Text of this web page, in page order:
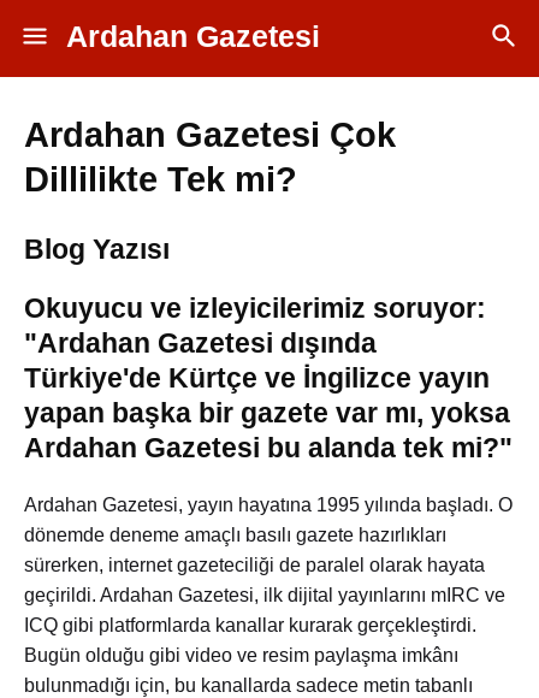
Ardahan Gazetesi
Ardahan Gazetesi Çok
Dillilikte Tek mi?
Blog Yazısı
Okuyucu ve izleyicilerimiz soruyor:
"Ardahan Gazetesi dışında
Türkiye'de Kürtçe ve İngilizce yayın
yapan başka bir gazete var mı, yoksa
Ardahan Gazetesi bu alanda tek mi?"
Ardahan Gazetesi, yayın hayatına 1995 yılında başladı. O
dönemde deneme amaçlı basılı gazete hazırlıkları
sürerken, internet gazeteciliği de paralel olarak hayata
geçirildi. Ardahan Gazetesi, ilk dijital yayınlarını mIRC ve
ICQ gibi platformlarda kanallar kurarak gerçekleştirdi.
Bugün olduğu gibi video ve resim paylaşma imkânı
bulunmadığı için, bu kanallarda sadece metin tabanlı